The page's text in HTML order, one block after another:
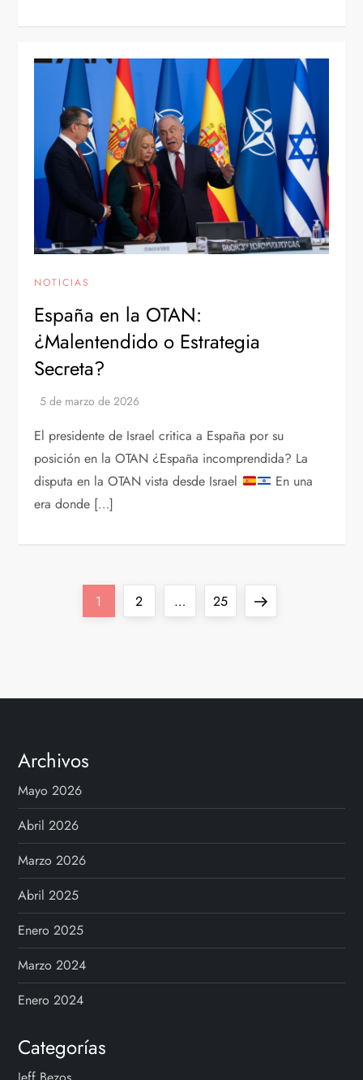
NOTICIAS
España en la OTAN:
¿Malentendido o Estrategia
Secreta?
El presidente de Israel critica a España por su
posición en la OTAN ¿España incomprendida? La
disputa en la OTAN vista desde Israel
En una
era donde […]
n
a
c
i
ó
n
d
e
Página
1 Página
2 … Página
25
Siguiente
Archivos
Mayo 2026
Abril 2026
Marzo 2026
Abril 2025
Enero 2025
Marzo 2024
Enero 2024
Categorías